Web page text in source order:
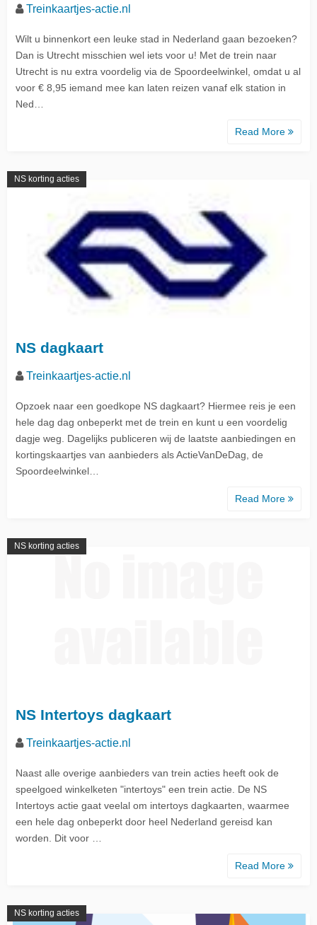
Treinkaartjes-actie.nl
Wilt u binnenkort een leuke stad in Nederland gaan bezoeken?
Dan is Utrecht misschien wel iets voor u! Met de trein naar
Utrecht is nu extra voordelig via de Spoordeelwinkel, omdat u al
voor € 8,95 iemand mee kan laten reizen vanaf elk station in
Ned…
Read More
NS korting acties
NS dagkaart
Treinkaartjes-actie.nl
Opzoek naar een goedkope NS dagkaart? Hiermee reis je een
hele dag dag onbeperkt met de trein en kunt u een voordelig
dagje weg. Dagelijks publiceren wij de laatste aanbiedingen en
kortingskaartjes van aanbieders als ActieVanDeDag, de
Spoordeelwinkel…
Read More
NS korting acties
NS Intertoys dagkaart
Treinkaartjes-actie.nl
Naast alle overige aanbieders van trein acties heeft ook de
speelgoed winkelketen "intertoys" een trein actie. De NS
Intertoys actie gaat veelal om intertoys dagkaarten, waarmee
een hele dag onbeperkt door heel Nederland gereisd kan
worden. Dit voor …
Read More
NS korting acties